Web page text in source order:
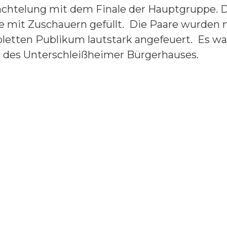
mit dem Finale der Hauptgruppe.
mit Zuschauern gefüllt. Die Paare wurden
Publikum lautstark angefeuert. Es
Unterschleißheimer Bürgerhauses.